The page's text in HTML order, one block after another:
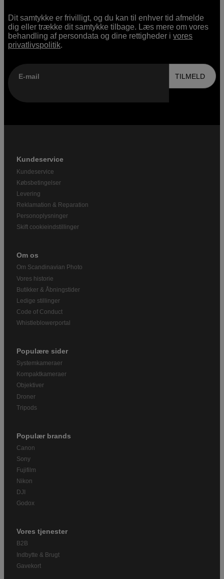
Dit samtykke er frivilligt, og du kan til enhver tid afmelde
dig eller trække dit samtykke tilbage. Læs mere om vores
behandling af persondata og dine rettigheder ivores
privatlivspolitik.
E-mail TILMELD
Kundeservice
Kundeservice
Købsbetingelser
Levering
Reklamation & Reparation
Personoplysninger
Skift cookieindstillinger
Om os
Om Scandinavian Photo
Vores historie
Butikker & Åbningstider
Ledige stillinger
Code of Conduct
Whistleblowerportal
Populære sider
Systemkameraer
Kompaktkameraer
Objektiver
Droner
Tripods
Populær brands
Canon
Sony
Fujifilm
Nikon
DJI
Godox
Vores tjenester
B2B
Indbytte & Brugt
Gavekort